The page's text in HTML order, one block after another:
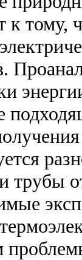
к тому,
трубы